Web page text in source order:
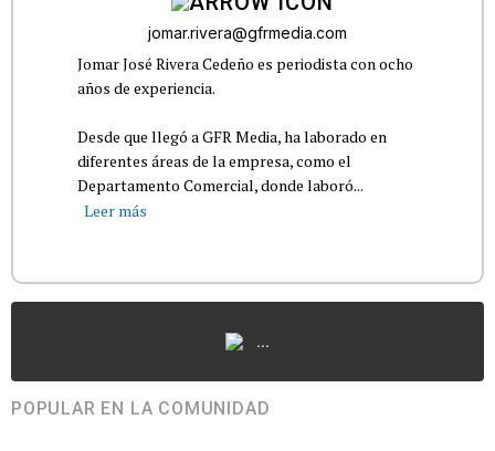
jomar.rivera@gfrmedia.com
Jomar José Rivera Cedeño es periodista con ocho
años de experiencia.
Desde que llegó a GFR Media, ha laborado en
diferentes áreas de la empresa, como el
Departamento Comercial, donde laboró...
Leer más
...
POPULAR EN LA COMUNIDAD